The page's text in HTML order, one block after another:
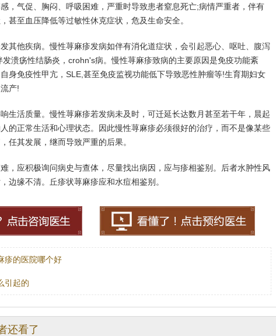
，气促、胸闷、呼吸困难，严重时导致患者窒息死亡;病情严重者，伴有
甚至血压降低等过敏性休克症状，危及生命安全。
其他疾病。慢性荨麻疹发病如伴有消化道症状，会引起恶心、呕吐、腹泻
溃疡性结肠炎，crohn's病。慢性荨麻疹致病的主要原因是免疫功能紊
身免疫性甲亢，SLE,甚至免疫监视功能低下导致恶性肿瘤等!生育期妇女
产!
生活质量。慢性荨麻疹若发病未及时，可迁延长达数月甚至若干年，晨起
的正常生活和心理状态。因此慢性荨麻疹必须很好的治疗，而不是像某些
任其发展，继而导致严重的后果。
，应积极询问病史与查体，尽量找出病因，应与疹相鉴别。后者水肿性风
边缘不清。丘疹状荨麻疹应和水痘相鉴别。
疹的医院哪个好
引起的
还看了
王珍 会诊专家
介：原海南医学院附属医院皮肤科主任
陈武林 皮肤科主任